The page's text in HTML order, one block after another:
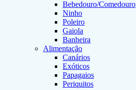
Bebedouro/Comedouro
Ninho
Poleiro
Gaiola
Banheira
Alimentação
Canários
Exóticos
Papagaios
Periquitos